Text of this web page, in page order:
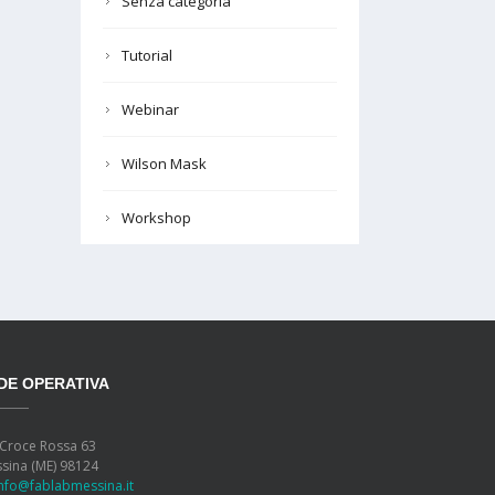
Tutorial
Webinar
Wilson Mask
Workshop
OPERATIVA
Rossa 63
(ME) 98124